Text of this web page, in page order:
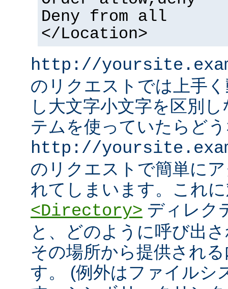
Deny from all
</Location>
http://
のリクエストでは上手
し大文字小文字を区別
テムを使っていたらど
http://
のリクエストで簡単に
れてしまいます。これ
<Directory> ディレク
と、どのように呼び出
その場所から提供され
す。 (例外はファイルシ